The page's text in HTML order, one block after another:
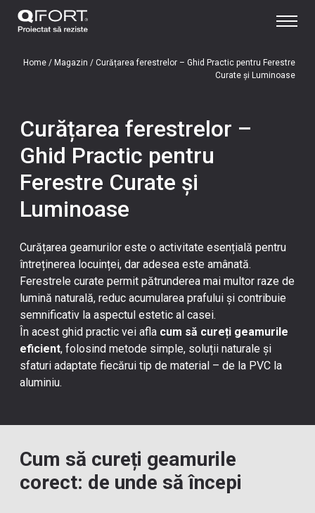
Home/ Magazin / Curățarea ferestrelor – Ghid Practic pentru Ferestre
Curate și Luminoase
Curățarea ferestrelor –
Ghid Practic pentru
Ferestre Curate și
Luminoase
Curățarea geamurilor este o activitate esențială pentru
întreținerea locuinței, dar adesea este amânată.
Ferestrele curate permit pătrunderea mai multor raze de
lumină naturală, reduc acumularea prafului și contribuie
semnificativ la aspectul estetic al casei.
În acest ghid practic vei afla cum să cureți geamurile
eficient, folosind metode simple, soluții naturale și
sfaturi adaptate fiecărui tip de material – de la PVC la
aluminiu.
Cum să cureți geamurile
corect: de unde să începi